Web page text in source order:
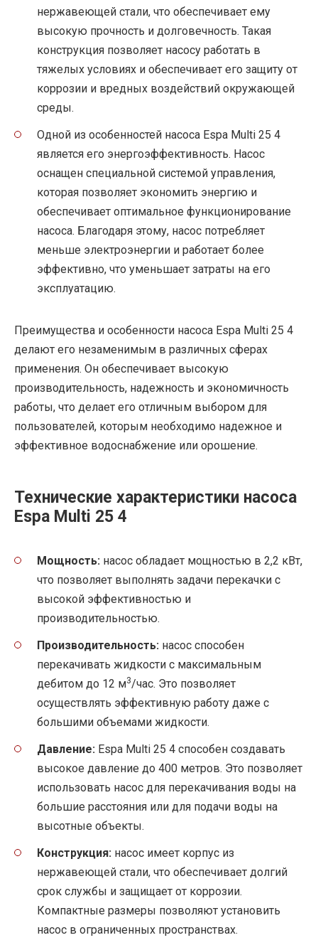
нержавеющей стали, что обеспечивает ему
высокую прочность и долговечность. Такая
конструкция позволяет насосу работать в
тяжелых условиях и обеспечивает его защиту от
коррозии и вредных воздействий окружающей
среды.
Одной из особенностей насоса Espa Multi 25 4
является его энергоэффективность. Насос
оснащен специальной системой управления,
которая позволяет экономить энергию и
обеспечивает оптимальное функционирование
насоса. Благодаря этому, насос потребляет
меньше электроэнергии и работает более
эффективно, что уменьшает затраты на его
эксплуатацию.
Преимущества и особенности насоса Espa Multi 25 4
делают его незаменимым в различных сферах
применения. Он обеспечивает высокую
производительность, надежность и экономичность
работы, что делает его отличным выбором для
пользователей, которым необходимо надежное и
эффективное водоснабжение или орошение.
Технические характеристики насоса
Espa Multi 25 4
Мощность: насос обладает мощностью в 2,2 кВт,
что позволяет выполнять задачи перекачки с
высокой эффективностью и
производительностью.
Производительность: насос способен
перекачивать жидкости с максимальным
дебитом до 12 м3/час. Это позволяет
осуществлять эффективную работу даже с
большими объемами жидкости.
Давление: Espa Multi 25 4 способен создавать
высокое давление до 400 метров. Это позволяет
использовать насос для перекачивания воды на
большие расстояния или для подачи воды на
высотные объекты.
Конструкция: насос имеет корпус из
нержавеющей стали, что обеспечивает долгий
срок службы и защищает от коррозии.
Компактные размеры позволяют установить
насос в ограниченных пространствах.